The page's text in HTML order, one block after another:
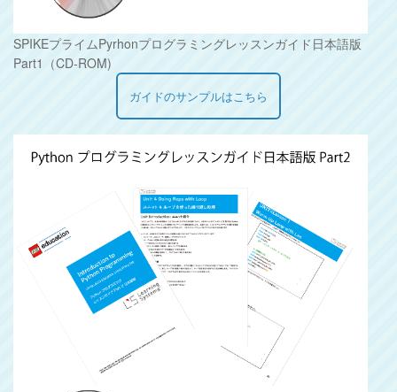
SPIKEプライムPyrhonプログラミングレッスンガイド日本語版
Part1（CD-ROM)
ガイドのサンプルはこちら